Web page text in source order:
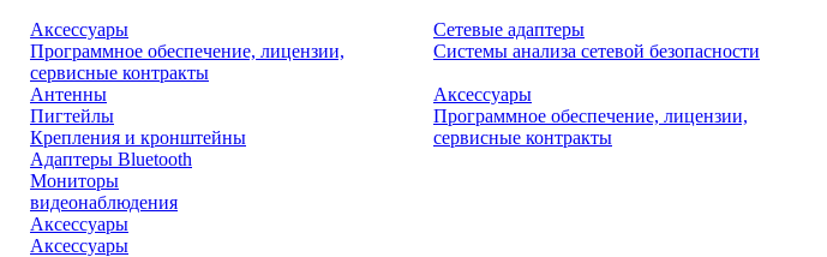
Аксессуары
Программное обеспечение, лицензии,
сервисные контракты
Сетевые адаптеры
Системы анализа сетевой безопасности
Антенны
Пигтейлы
Крепления и кронштейны
Адаптеры Bluetooth
Аксессуары
Программное обеспечение, лицензии,
сервисные контракты
Мониторы
видеонаблюдения
Аксессуары
Аксессуары